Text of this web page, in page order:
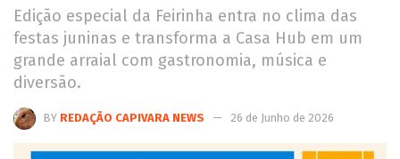
Edição especial da Feirinha entra no clima das
festas juninas e transforma a Casa Hub em um
grande arraial com gastronomia, música e
diversão.
BY REDAÇÃO CAPIVARA NEWS 26 de Junho de 2026